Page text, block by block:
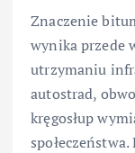
Znaczenie
wynika przede
utrzymaniu
autostrad,
kręgosłup